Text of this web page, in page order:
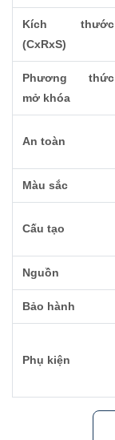
Kích thước
(CxRxS)
Phương thức
mở khóa
An toàn
Màu sắc
Cấu tạo
Nguồn
Bảo hành
Phụ kiện